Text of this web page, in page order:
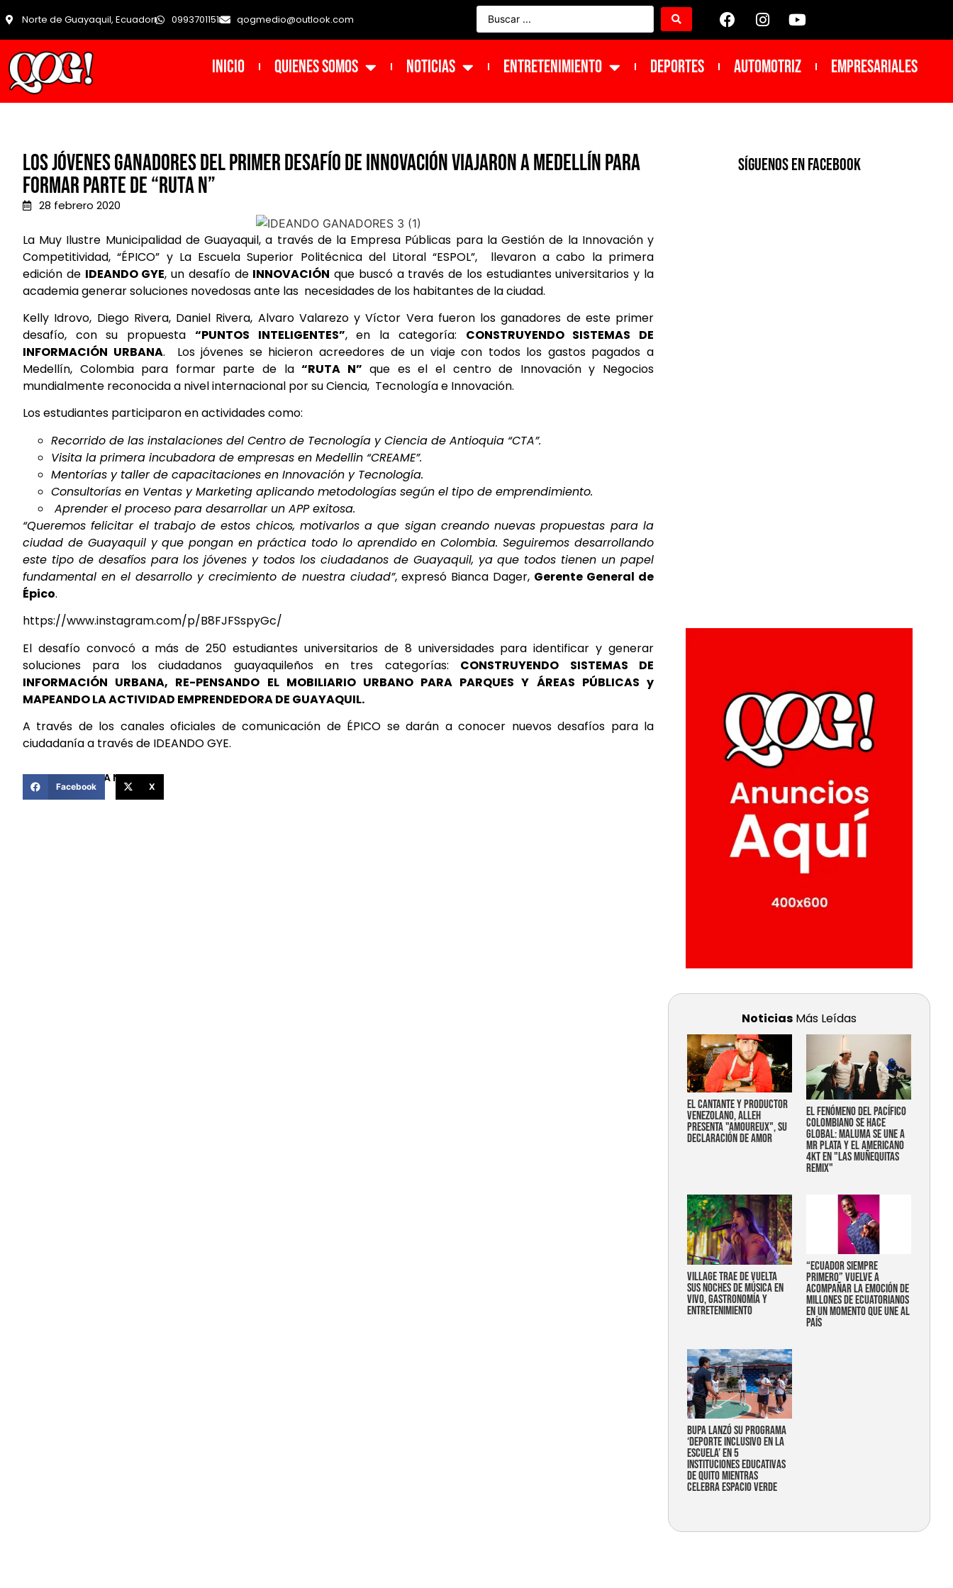
Norte de Guayaquil, Ecuador 0993701151 qogmedio@outlook.com
INICIO Quienes Somos NOTICIAS ENTRETENIMIENTO DEPORTES Automotriz Empresariales
LOS JÓVENES GANADORES DEL PRIMER DESAFÍO DE INNOVACIÓN VIAJARON A MEDELLÍN PARA
FORMAR PARTE DE “RUTA N”
28 febrero 2020
La Muy Ilustre Municipalidad de Guayaquil, a través de la Empresa Públicas para la Gestión de la Innovación y
Competitividad, “ÉPICO” y La Escuela Superior Politécnica del Litoral “ESPOL”, llevaron a cabo la primera
edición de IDEANDO GYE, un desafío de INNOVACIÓN que buscó a través de los estudiantes universitarios y la
academia generar soluciones novedosas ante las necesidades de los habitantes de la ciudad.
Kelly Idrovo, Diego Rivera, Daniel Rivera, Alvaro Valarezo y Víctor Vera fueron los ganadores de este primer
desafío, con su propuesta “PUNTOS INTELIGENTES”, en la categoría: CONSTRUYENDO SISTEMAS DE
INFORMACIÓN URBANA. Los jóvenes se hicieron acreedores de un viaje con todos los gastos pagados a
Medellín, Colombia para formar parte de la“RUTA N” que es el el centro de Innovación y Negocios
mundialmente reconocida a nivel internacional por su Ciencia, Tecnología e Innovación.
Los estudiantes participaron en actividades como:
Recorrido de las instalaciones del Centro de Tecnología y Ciencia de Antioquia “CTA”.
Visita la primera incubadora de empresas en Medellin “CREAME”.
Mentorías y taller de capacitaciones en Innovación y Tecnología.
Consultorías en Ventas y Marketing aplicando metodologías según el tipo de emprendimiento.
Aprender el proceso para desarrollar un APP exitosa.
“Queremos felicitar el trabajo de estos chicos, motivarlos a que sigan creando nuevas propuestas para la
ciudad de Guayaquil y que pongan en práctica todo lo aprendido en Colombia. Seguiremos desarrollando
este tipo de desafíos para los jóvenes y todos los ciudadanos de Guayaquil, ya que todos tienen un papel
fundamental en el desarrollo y crecimiento de nuestra ciudad”, expresó Bianca Dager, Gerente General de
Épico.
https://www.instagram.com/p/B8FJFSspyGc/
El desafío convocó a más de 250 estudiantes universitarios de 8 universidades para identificar y generar
soluciones para los ciudadanos guayaquileños en tres categorías: CONSTRUYENDO SISTEMAS DE
INFORMACIÓN URBANA, RE-PENSANDO EL MOBILIARIO URBANO PARA PARQUES Y ÁREAS PÚBLICAS y
MAPEANDO LA ACTIVIDAD EMPRENDEDORA DE GUAYAQUIL.
A través de los canales oficiales de comunicación de ÉPICO se darán a conocer nuevos desafíos para la
ciudadanía a través de IDEANDO GYE.
COMPARTIR ESTA NOTICIA
Facebook X
SíGUENOS EN FACEBOOK
Noticias Más Leídas
EL CANTANTE Y PRODUCTOR
VENEZOLANO, ALLEH
PRESENTA "AMOUREUX", SU
DECLARACIÓN DE AMOR
EL FENÓMENO DEL PACÍFICO
COLOMBIANO SE HACE
GLOBAL: MALUMA SE UNE A
MR PLATA Y EL AMERICANO
4KT EN "LAS MUÑEQUITAS
REMIX"
Village trae de vuelta
sus noches de música en
vivo, gastronomía y
entretenimiento
“Ecuador siempre
primero” vuelve a
acompañar la emoción de
millones de ecuatorianos
en un momento que une al
país
Bupa lanzó su programa
‘Deporte Inclusivo en la
Escuela’ en 5
instituciones educativas
de Quito mientras
celebra espacio verde